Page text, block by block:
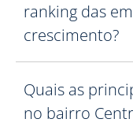
ranking das
crescimento?
Quais as
no bairro